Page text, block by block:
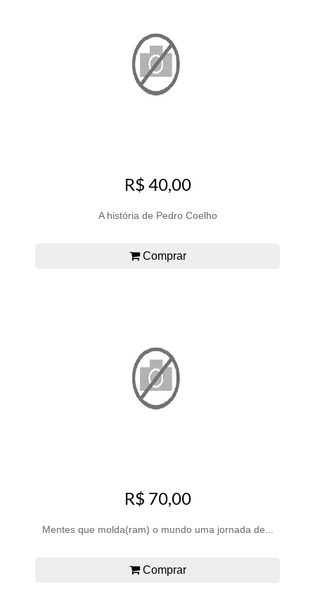
R$ 40,00
A história de Pedro Coelho
Comprar
R$ 70,00
Mentes que molda(ram) o mundo uma jornada de...
Comprar